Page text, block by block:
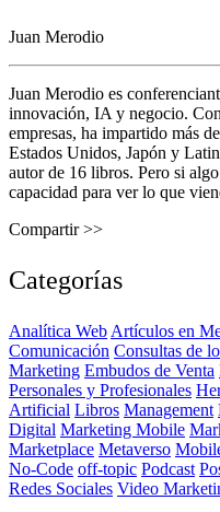
Juan Merodio
Juan Merodio es
innovación, IA y negocio.
empresas, ha impartido más
Estados Unidos, Japón y
autor de 16 libros. Pero si
capacidad para ver lo que
Compartir >>
Categorías
Analítica Web Artículos en
Comunicación Consultas de
Marketing Embudos de Venta
Personales y Profesionales
Artificial Libros Management
Digital Marketing Mobile
Marketplace Metaverso
No-Code off-topic Podcast
Redes Sociales Video